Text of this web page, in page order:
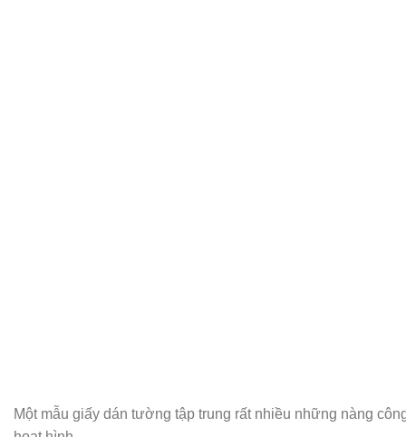
Một mẫu giấy dán tường tập trung rất nhiều những nàng